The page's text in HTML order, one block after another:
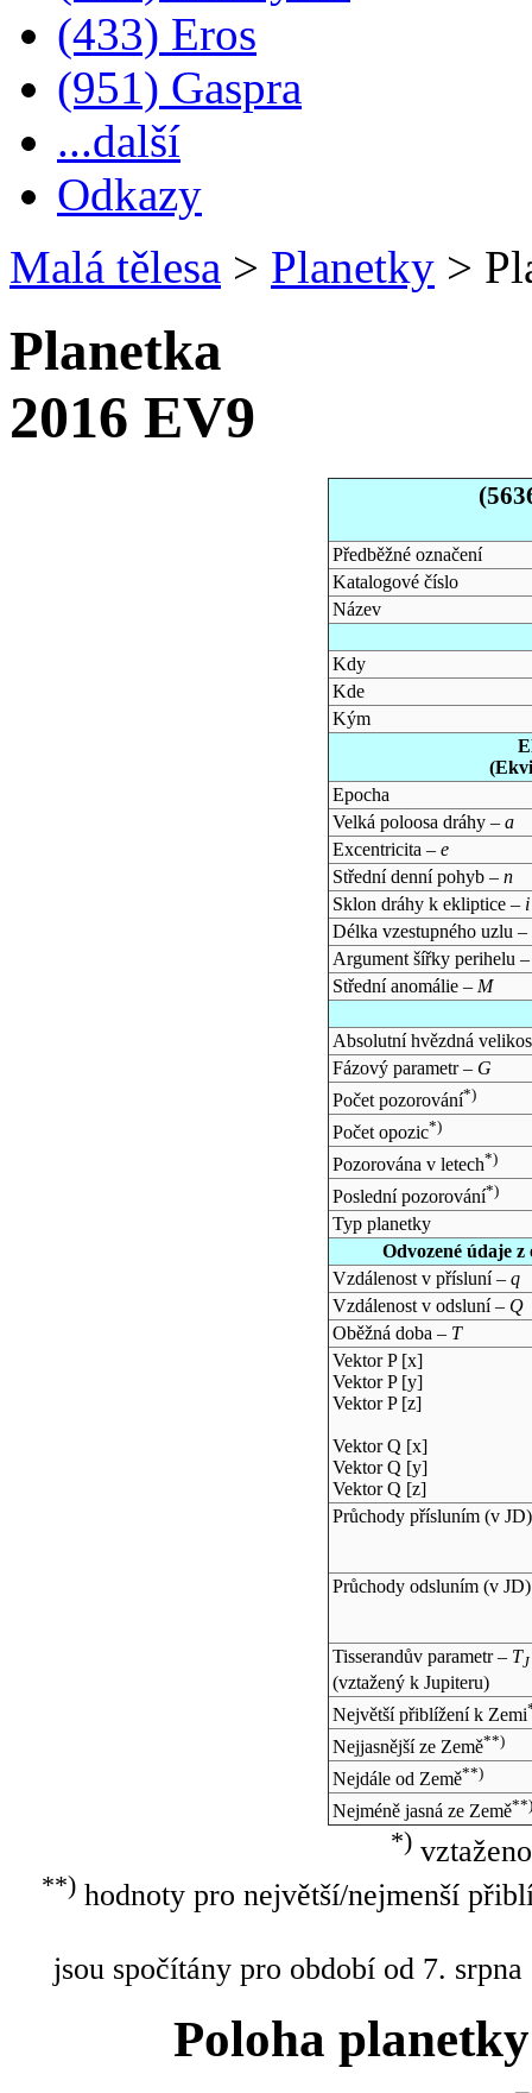
(433) Eros
(951) Gaspra
...další
Odkazy
Malá tělesa > Planetky >
Planetka
2016 EV9
Předběžné označení
Katalogové číslo
Název
Kdy
Kde
Kým
Epocha
Velká poloosa dráhy – a
Excentricita – e
Střední denní pohyb – n
Sklon dráhy k ekliptice – i
Délka vzestupného uzlu –
Argument šířky perihelu
Střední anomálie – M
Absolutní hvězdná
Fázový parametr – G
Počet pozorování*)
Počet opozic*)
Pozorována v letech*)
Poslední pozorování*)
Typ planetky
Odvozené údaje
Vzdálenost v přísluní – q
Vzdálenost v odsluní – Q
Oběžná doba – T
Vektor P [x]
Vektor P [y]
Vektor P [z]
Vektor Q [x]
Vektor Q [y]
Vektor Q [z]
Průchody přísluním (v JD)
Průchody odsluním (v JD)
Tisserandův parametr – TJ
(vztažený k Jupiteru)
Největší přiblížení k Zemi
Nejjasnější ze Země**)
Nejdále od Země**)
Nejméně jasná ze Země**)
*)
**)hodnoty pro největší/nejmenší
jsou spočítány pro období od 7.
Poloha